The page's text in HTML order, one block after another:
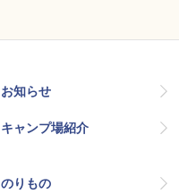
お知らせ
キャンプ場紹介
のりもの